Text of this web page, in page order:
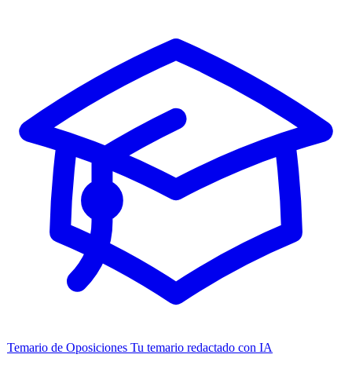
Temario de Oposiciones Tu temario redactado con IA